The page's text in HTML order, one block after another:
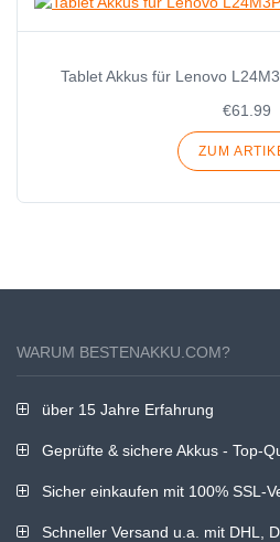
Tablet Akkus für Lenovo
€61.99
ZUM
WARUM BESTENAKKU.COM?
über 15 Jahre Erfahrung
Geprüfte & sichere Akkus - Top-
Sicher einkaufen mit 100% SSL-
Schneller Versand u.a. mit DHL,